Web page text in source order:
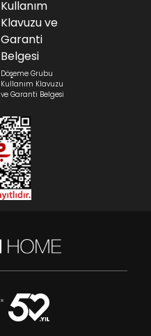
Döşeme Grubu
Kullanım Klavuzu
ve Garanti Belgesi